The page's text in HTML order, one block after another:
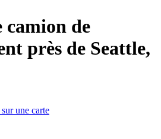
camion de
près de Seattle,
une carte